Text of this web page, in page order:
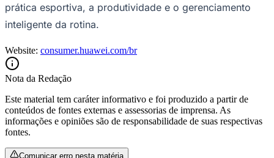
Santos
prática esportiva, a produtividade e o gerenciamento
inteligente da rotina.
Website: consumer.huawei.com/br
Nota da Redação
Este material tem caráter informativo e foi produzido a partir de
conteúdos de fontes externas e assessorias de imprensa. As
informações e opiniões são de responsabilidade de suas respectivas
fontes.
Comunicar erro nesta matéria